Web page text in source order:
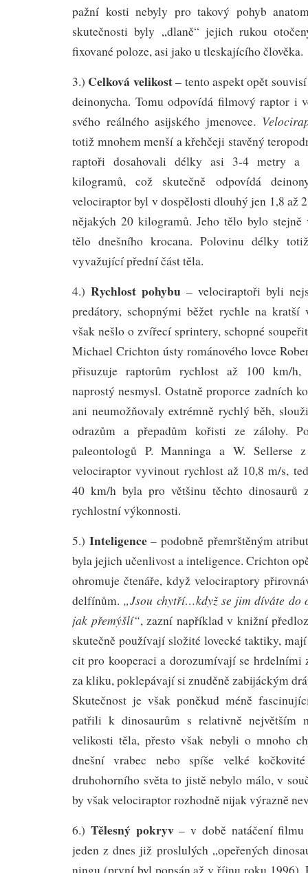
pažní kosti nebyly pro takový pohyb
skutečnosti byly „dlaně“ jejich rukou
fixované poloze, asi jako u tleskajícího člověka.
3.) Celková velikost– tento aspekt opět
deinonycha. Tomu odpovídá filmový raptor i
svého reálného asijského jmenovce.
totiž mnohem menší a křehčeji stavěný
raptoři dosahovali délky asi 3-4 metry a
kilogramů, což skutečně odpovídá
velociraptor byl v dospělosti dlouhý jen 1,8 až
nějakých 20 kilogramů. Jeho tělo bylo
tělo dnešního krocana. Polovinu délky
vyvažující přední část těla.
4.) Rychlost pohybu – velociraptoři byli
predátory, schopnými běžet rychle na kratší
však nešlo o zvířecí sprintery, schopné
Michael Crichton ústy románového lovce
přisuzuje raptorům rychlost až 100 km/
naprostý nesmysl. Ostatně proporce zadních
ani neumožňovaly extrémně rychlý běh,
odrazům a přepadům kořisti ze zálohy.
paleontologů P. Manninga a W. Sellerse
velociraptor vyvinout rychlost až 10,8 m/s,
40 km/h byla pro většinu těchto dinosaurů
rychlostní výkonnosti.
5.) Inteligence– podobně přemrštěným
byla jejich učenlivost a inteligence. Crichton
ohromuje čtenáře, když velociraptory
delfínům. „Jsou chytří…když se jim díváte do
jak přemýšlí“, zazní například v knižní
skutečně používají složité lovecké taktiky,
cit pro kooperaci a dorozumívají se hrdelními
za kliku, poklepávají si znuděně zabijáckým
Skutečnost je však poněkud méně
patřili k dinosaurům s relativně největším
velikosti těla, přesto však nebyli o mnoho
dnešní vrabec nebo spíše velké
druhohorního světa to jistě nebylo málo, v
by však velociraptor rozhodně nijak výrazně
6.) Tělesný pokryv– v době natáčení filmu
jeden z dnes již proslulých „opeřených
ningu (první byl popsán až v říjnu roku 1996).